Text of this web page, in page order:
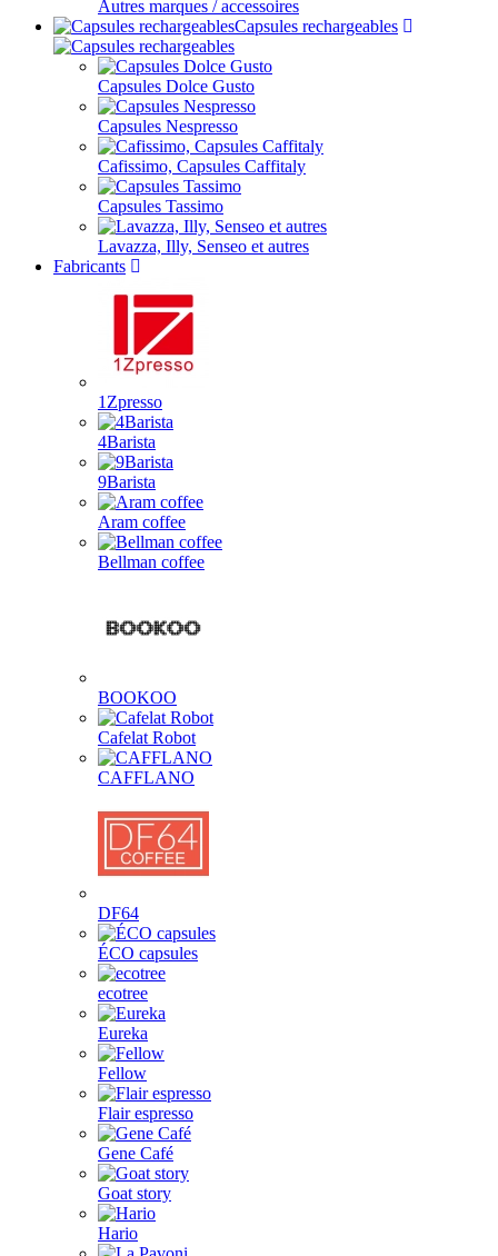
Autres marques / accessoires
Capsules rechargeables
Capsules Dolce Gusto
Capsules Nespresso
Cafissimo, Capsules Caffitaly
Capsules Tassimo
Lavazza, Illy, Senseo et autres
Fabricants
1Zpresso
4Barista
9Barista
Aram coffee
Bellman coffee
BOOKOO
Cafelat Robot
CAFFLANO
DF64
ÉCO capsules
ecotree
Eureka
Fellow
Flair espresso
Gene Café
Goat story
Hario